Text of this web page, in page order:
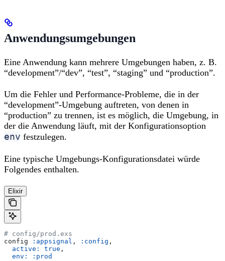
Anwendungsumgebungen
Eine Anwendung kann mehrere Umgebungen haben, z. B.
“development”/“dev”, “test”, “staging” und “production”.
Um die Fehler und Performance-Probleme, die in der
“development”-Umgebung auftreten, von denen in
“production” zu trennen, ist es möglich, die Umgebung, in
der die Anwendung läuft, mit der Konfigurationsoption
env festzulegen.
Eine typische Umgebungs-Konfigurationsdatei würde
Folgendes enthalten.
Elixir
# config/prod.exs
config
:appsignal , :config ,
  active:
true ,
  env:
:prod